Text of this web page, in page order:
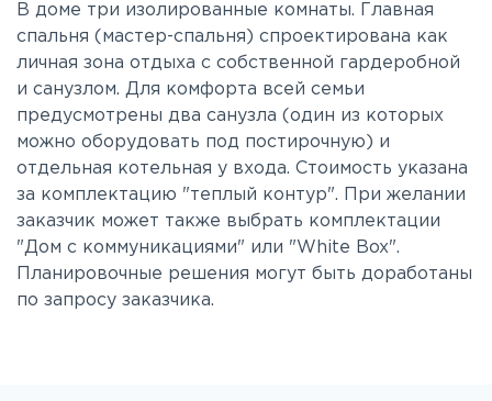
В доме три изолированные комнаты. Главная
спальня (мастер-спальня) спроектирована как
личная зона отдыха с собственной гардеробной
и санузлом. Для комфорта всей семьи
предусмотрены два санузла (один из которых
можно оборудовать под постирочную) и
отдельная котельная у входа. Стоимость указана
за комплектацию "теплый контур". При желании
заказчик может также выбрать комплектации
"Дом с коммуникациями" или "White Box".
Планировочные решения могут быть доработаны
по запросу заказчика.